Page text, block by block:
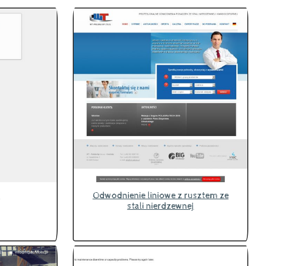
Odwodnienie liniowe z rusztem ze
stali nierdzewnej